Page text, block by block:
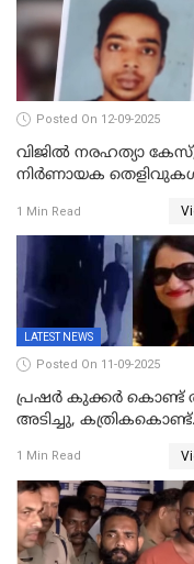
Posted On 12-09-2025
വിജിൽ നരഹത്യാ
നിർണായക
താടിയെല്ലും ലഭിച്ചു
1 Min Read
LATEST NEWS
Posted On 11-09-2025
പ്രഷർ കുക്കർ കൊണ്ട്
അടിച്ചു, കത്രികകൊണ്ട്
കൊലപ്പെടുത്തി; 5
സ്വർണ്ണവും ഒരു ലക്ഷം
രൂപയും കാണാതായി
1 Min Read